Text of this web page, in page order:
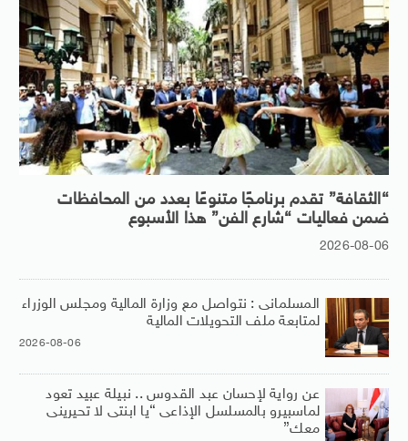
“الثقافة” تقدم برنامجًا متنوعًا بعدد من المحافظات
ضمن فعاليات “شارع الفن” هذا الأسبوع
2026-08-06
المسلمانى : نتواصل مع وزارة المالية ومجلس الوزراء
لمتابعة ملف التحويلات المالية
2026-08-06
عن رواية لإحسان عبد القدوس .. نبيلة عبيد تعود
لماسبيرو بالمسلسل الإذاعى “يا ابنتى لا تحيرينى
معك”